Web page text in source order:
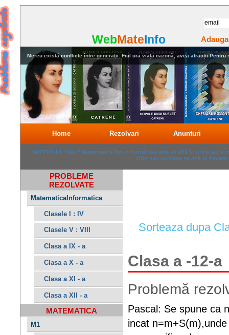
WebMateInfo
Mereu există conflicte între generaţii. Fiul ura viața cazonă, avea atracții
Home Rezolvari Anunturi
MOTTO-UL zilei:" Matematica într-o formă sau alta se află în orice act
cifre sau cu litere se află in fiecare
PROBLEME
REZOLVATE
MatematicaInformatica
Clasele I : IV
Clasele V : VIII
Clasa a IX - a
Clasa a X - a
Clasa a XI - a
Clasa a XII - a
MATEMATICA
M1
Sorteaza dupa
Clasa a -12-a
Problemă
Pascal: Se spune ca
incat